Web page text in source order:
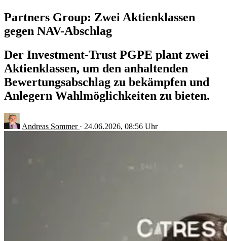
Partners Group: Zwei Aktienklassen
gegen NAV-Abschlag
Der Investment-Trust PGPE plant zwei
Aktienklassen, um den anhaltenden
Bewertungsabschlag zu bekämpfen und
Anlegern Wahlmöglichkeiten zu bieten.
Andreas Sommer · 24.06.2026, 08:56 Uhr